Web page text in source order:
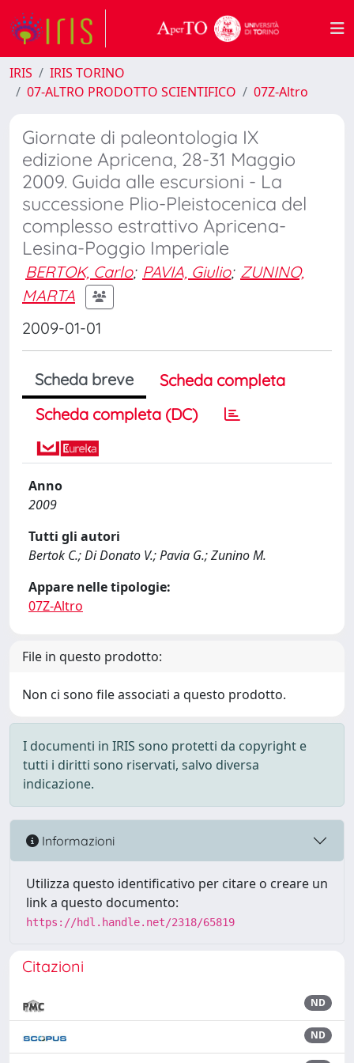
IRIS
IRIS TORINO
07-ALTRO PRODOTTO SCIENTIFICO
07Z-Altro
Giornate di paleontologia IX
edizione Apricena, 28-31 Maggio
2009. Guida alle escursioni - La
successione Plio-Pleistocenica del
complesso estrattivo Apricena-
Lesina-Poggio Imperiale
BERTOK, Carlo; PAVIA, Giulio; ZUNINO,
MARTA
2009-01-01
Scheda breve
Scheda completa
Scheda completa (DC)
Anno
2009
Tutti gli autori
Bertok C.; Di Donato V.; Pavia G.; Zunino M.
Appare nelle tipologie:
07Z-Altro
File in questo prodotto:
Non ci sono file associati a questo prodotto.
I documenti in IRIS sono protetti da copyright e
tutti i diritti sono riservati, salvo diversa
indicazione.
Informazioni
Utilizza questo identificativo per citare o creare un
link a questo documento:
https://hdl.handle.net/2318/65819
Citazioni
ND
ND